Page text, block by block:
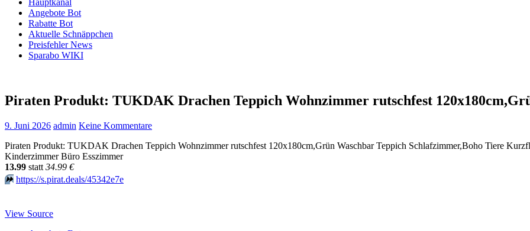
Hauptkanal
Angebote Bot
Rabatte Bot
Aktuelle Schnäppchen
Preisfehler News
Sparabo WIKI
Piraten Produkt: TUKDAK Drachen Teppich Wohnzimmer rutschfest
9. Juni 2026 admin Keine Kommentare
Piraten Produkt: TUKDAK Drachen Teppich Wohnzimmer rutschfest 120x180cm,Grün Waschbar Teppich Schlafzimmer,Boho Tiere
Kinderzimmer Büro Esszimmer
13.99 statt 34.99 €
⏩️ https://s.pirat.deals/45342e7e
View Source